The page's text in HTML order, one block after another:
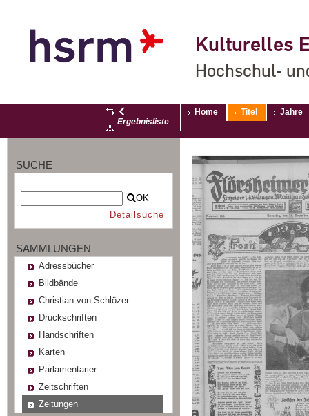
Kulturelles
Hochschul-
Ergebnisliste
Home Titel Jahre
SUCHE
OK
Detailsuche
SAMMLUNGEN
Adressbücher
Bildbände
Christian von Schlözer
Druckschriften
Handschriften
Karten
Parlamentarier
Zeitschriften
Zeitungen